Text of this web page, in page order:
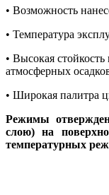
• Возможность
• Температура
• Высокая
атмосферных
• Широкая палитра
Режимы
слою) на
температурных